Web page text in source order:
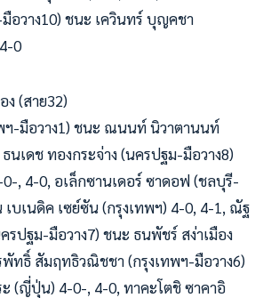
อวาง10) ชนะ เควินทร์ บุญคชา
0
ง (สาย32)
ฯ-มือวาง1) ชนะ ณนนท์ นิวาตานนท์
นเดช ทองกระจ่าง (นครปฐม-มือวาง8)
, 4-0, อเล็กซานเดอร์ ซาดอฟ (ชลบุรี-
เบเนดิค เซย์ซัน (กรุงเทพฯ) 4-0, 4-1, ณัฐ
รปฐม-มือวาง7) ชนะ ธนพัชร์ สง่าเมือง
ทธิ์ สัมฤทธิวณิชชา (กรุงเทพฯ-มือวาง6)
ะ (ญี่ปุ่น) 4-0-, 4-0, ทาคะโตชิ ซาคาอิ